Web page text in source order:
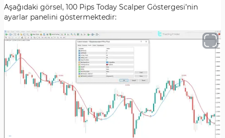
Aşağıdaki görsel, 100 Pips Today Scalper Göstergesi’nin
ayarlar panelini göstermektedir: